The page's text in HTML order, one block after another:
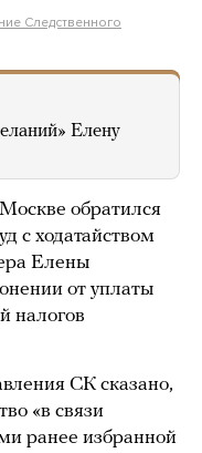
Следственного
Елену
обратился
с ходатайством
Елены
от уплаты
налогов
СК сказано,
«в связи
ранее избранной